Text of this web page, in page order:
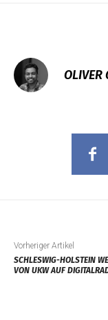
OLIVER
Vorheriger Artikel
SCHLESWIG-HOLSTEIN
VON UKW AUF